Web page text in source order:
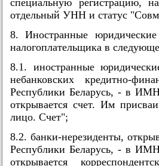
отдельный УНН и статус
8. Иностранные
налогоплательщика в
8.1. иностранные
небанковских кредитно-
Республики Беларусь, - в
открывается счет. Им
лицо. Счет";
8.2. банки-нерезиденты,
Республики Беларусь, - в
открывается